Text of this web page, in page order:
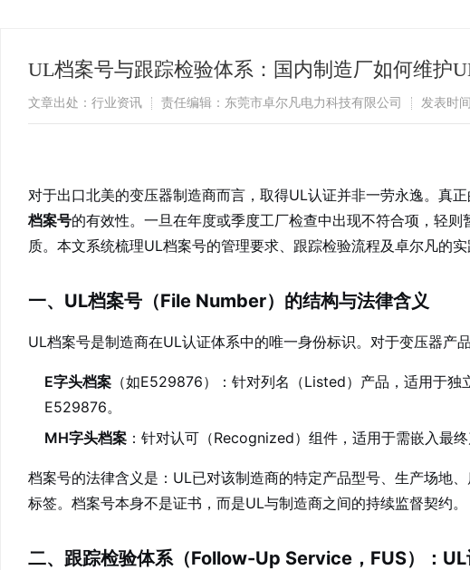
UL档案号与跟踪检验体系：国内制造厂如何维护
文章出处：行业资讯 责任编辑：东莞市卓尔凡电力科技有限公司 发表时
对于出口北美的变压器制造商而言，取得UL认证并非一劳永逸。真
档案号的有效性。一旦在年度或季度工厂检查中出现不符合项，轻
质。本文系统梳理UL档案号的管理要求、跟踪检验流程及卓尔凡的
一、UL档案号（File Number）的结构与法律含义
UL档案号是制造商在UL认证体系中的唯一身份标识。对于变压器产
E字头档案 （如E529876）：针对列名（Listed）产品，适用于
E529876。
MH字头档案 ：针对认可（Recognized）组件，适用于需嵌入最终
档案号的法律含义是：UL已对该制造商的特定产品型号、生产场地
标签。档案号本身不是证书，而是UL与制造商之间的持续监督契约。
二、跟踪检验体系（Follow-Up Service，FUS）：UL